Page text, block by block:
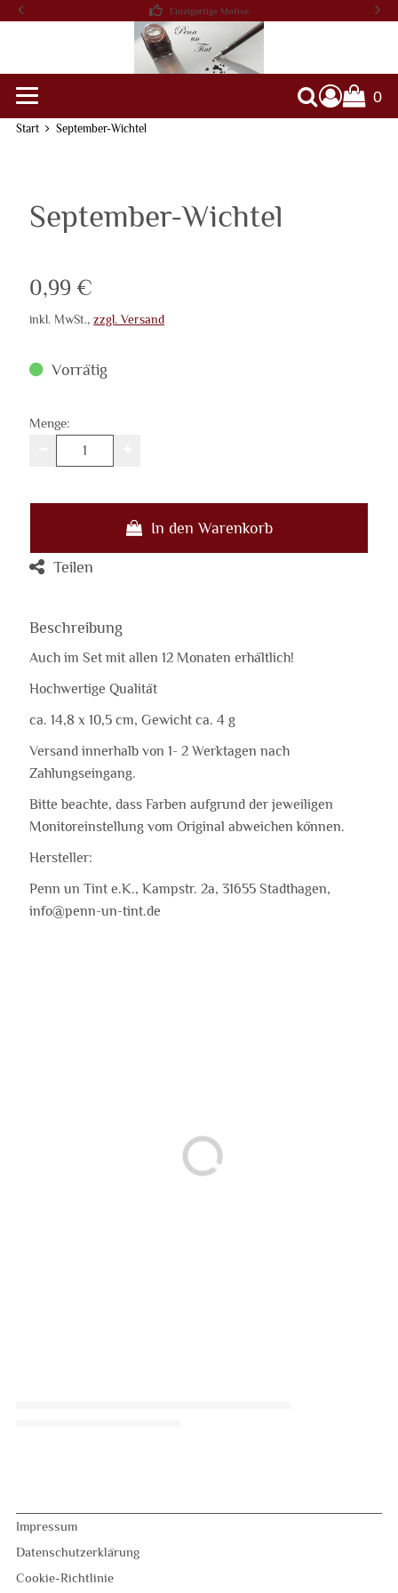
Einzigartige Motive
Suche
0
Start September-Wichtel
September-Wichtel
Verkaufspreis: 0,99 €
0,99 €
inkl. MwSt.,zzgl. Versand
Vorrätig
Menge:
In den Warenkorb
Teilen
Beschreibung
Auch im Set mit allen 12 Monaten erhältlich!
Hochwertige Qualität
ca. 14,8 x 10,5 cm, Gewicht ca. 4 g
Versand innerhalb von 1- 2 Werktagen nach
Zahlungseingang.
Bitte beachte, dass Farben aufgrund der jeweiligen
Monitoreinstellung vom Original abweichen können.
Hersteller:
Penn un Tint e.K., Kampstr. 2a, 31655 Stadthagen,
info@penn-un-tint.de
Impressum
Datenschutzerklärung
Cookie-Richtlinie